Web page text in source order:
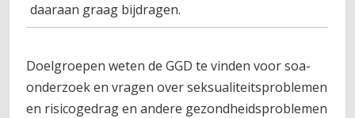
daaraan graag bijdragen.
Doelgroepen weten de GGD te vinden voor soa-
onderzoek en vragen over seksualiteitsproblemen
en risicogedrag en andere gezondheidsproblemen